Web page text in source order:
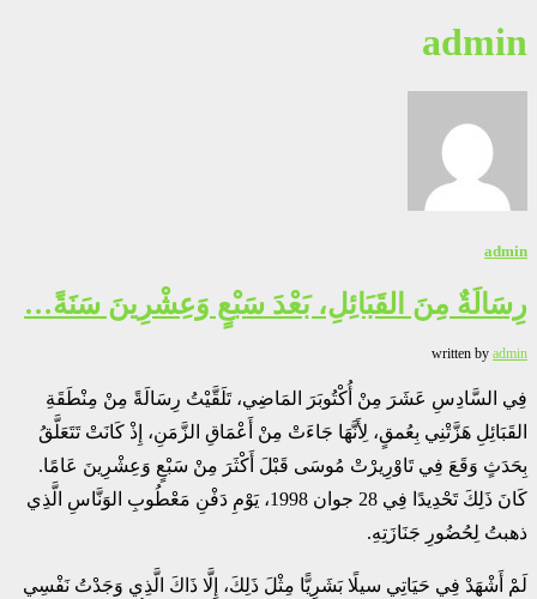
admin
admin
رِسَالَةٌ مِنَ القَبَائِلِ، بَعْدَ سَبْعٍ وَعِشْرِينَ سَنَةً…
written by admin
فِي السَّادِسِ عَشَرَ مِنْ أُكْتُوبَرَ المَاضِي، تَلَقَّيْتُ رِسَالَةً مِنْ مِنْطَقَةِ
القَبَائِلِ هَزَّتْنِي بِعُمقٍ، لِأَنَّهَا جَاءَتْ مِنْ أَعْمَاقِ الزَّمَنِ، إِذْ كَانَتْ تَتَعَلَّقُ
بِحَدَثٍ وَقَعَ فِي تَاوْرِيرْتْ مُوسَى قَبْلَ أَكْثَرَ مِنْ سَبْعٍ وَعِشْرِينَ عَامًا.
كَانَ ذَلِكَ تَحْدِيدًا فِي 28 جوان 1998، يَوْمِ دَفْنِ مَعْطُوبِ الوَنَّاسِ الَّذِي
ذهبتُ لِحُضُورِ جَنَازَتِهِ.
لَمْ أَشْهَدْ فِي حَيَاتِي سيلًا بَشَرِيًّا مِثْلَ ذَلِكَ، إِلَّا ذَاكَ الَّذِي وَجَدْتُ نَفْسِي